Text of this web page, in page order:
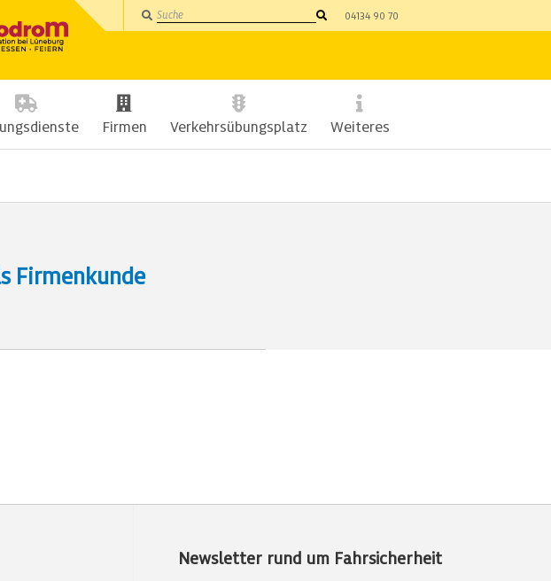
Suche 04134 90 70
Firmen Verkehrsübungsplatz Weiteres
Firmenkunde
Newsletter rund um Fahrsicherheit